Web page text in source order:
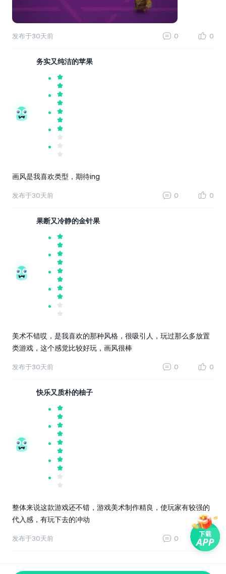
发布于30天前 0 0
务实又纯洁的苹果
画风是我喜欢类型，期待ing
发布于30天前 0 0
果断又冷静的金针果
美术不错哎，是我喜欢的那种风格，很吸引人，玩过那么多放置
类游戏，这个感觉比较好玩，画风很棒
发布于30天前 0 0
快乐又质朴的柚子
整体来说这款游戏还不错，游戏美术制作精良，使玩家有较强的
代入感，有玩下去的冲动
发布于30天前 0 0